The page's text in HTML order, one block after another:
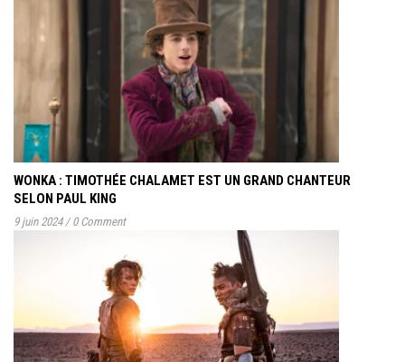
WONKA : TIMOTHÉE CHALAMET EST UN GRAND CHANTEUR
SELON PAUL KING
9 juin 2024 / 0 Comment